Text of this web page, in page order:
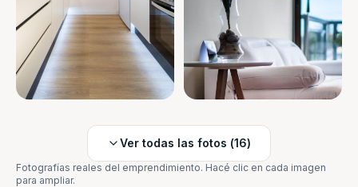
Ver todas las fotos (16)
Fotografías reales del emprendimiento. Hacé clic en cada imagen
para ampliar.